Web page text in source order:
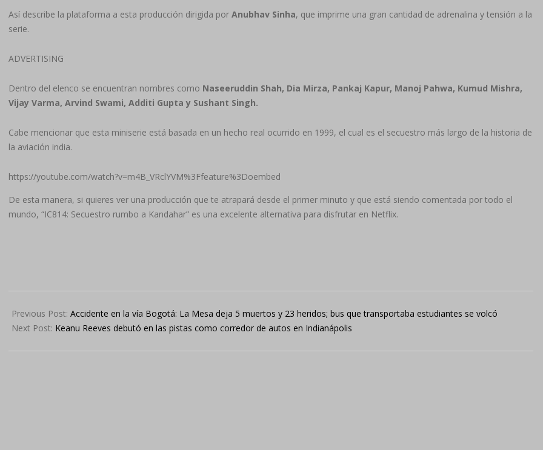
Así describe la plataforma a esta producción dirigida por Anubhav Sinha, que imprime una gran cantidad de adrenalina y tensión a la
serie.
ADVERTISING
Dentro del elenco se encuentran nombres como Naseeruddin Shah, Dia Mirza, Pankaj Kapur, Manoj Pahwa, Kumud Mishra,
Vijay Varma, Arvind Swami, Additi Gupta y Sushant Singh.
Cabe mencionar que esta miniserie está basada en un hecho real ocurrido en 1999, el cual es el secuestro más largo de la historia de
la aviación india.
https://youtube.com/watch?v=m4B_VRclYVM%3Ffeature%3Doembed
De esta manera, si quieres ver una producción que te atrapará desde el primer minuto y que está siendo comentada por todo el
mundo, “IC814: Secuestro rumbo a Kandahar” es una excelente alternativa para disfrutar en Netflix.
10-
05
Previous Post: Accidente en la vía Bogotá: La Mesa deja 5 muertos y 23 heridos; bus que transportaba estudiantes se volcó
Next Post: Keanu Reeves debutó en las pistas como corredor de autos en Indianápolis